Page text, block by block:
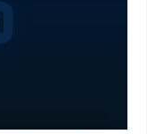
главном от
О самом главном от
онлайн,